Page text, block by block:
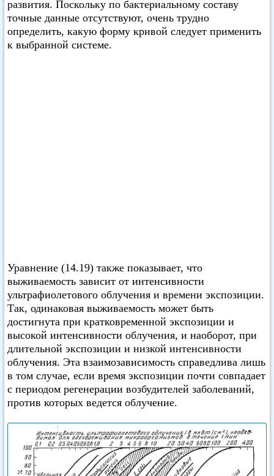
развития. Поскольку по бактериальному составу
точные данные отсутствуют, очень трудно
определить, какую форму кривой следует применить
к выбранной системе.
Уравнение (14.19) также показывает, что
выживаемость зависит от интенсивности
ультрафиолетового облучения и времени экспозиции.
Так, одинаковая выживаемость может быть
достигнута при кратковременной экспозиции и
высокой интенсивности облучения, и наоборот, при
длительной экспозиции и низкой интенсивности
облучения. Эта взаимозависимость справедлива лишь
в том случае, если время экспозиции почти совпадает
с периодом регенерации возбудителей заболеваний,
против которых ведется облучение.